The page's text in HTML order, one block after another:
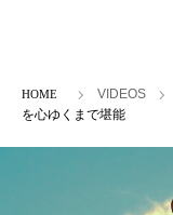
ホームVIDEOS
を心ゆくまで堪能